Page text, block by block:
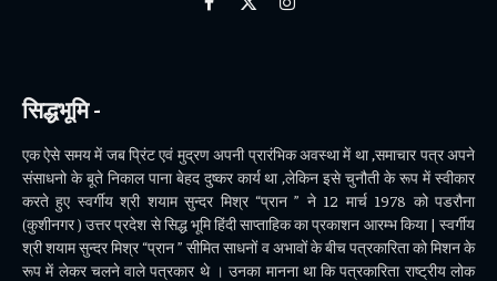
Facebook
X
Instagram
सिद्धभूमि -
एक ऐसे समय में जब प्रिंट एवं मुद्रण अपनी प्रारंभिक अवस्था में था ,समाचार पत्र अपने
संसाधनो के बूते निकाल पाना बेहद दुष्कर कार्य था ,लेकिन इसे चुनौती के रूप में स्वीकार
करते हुए स्वर्गीय श्री शयाम सुन्दर मिश्र “प्रान ” ने 12 मार्च 1978 को पडरौना
(कुशीनगर ) उत्तर प्रदेश से सिद्ध भूमि हिंदी साप्ताहिक का प्रकाशन आरम्भ किया | स्वर्गीय
श्री शयाम सुन्दर मिश्र “प्रान ” सीमित साधनों व अभावों के बीच पत्रकारिता को मिशन के
रूप में लेकर चलने वाले पत्रकार थे । उनका मानना था कि पत्रकारिता राष्ट्रीय लोक